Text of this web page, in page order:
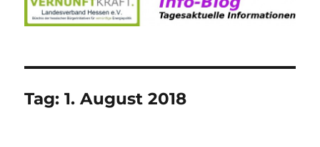
Tag:1. August 2018